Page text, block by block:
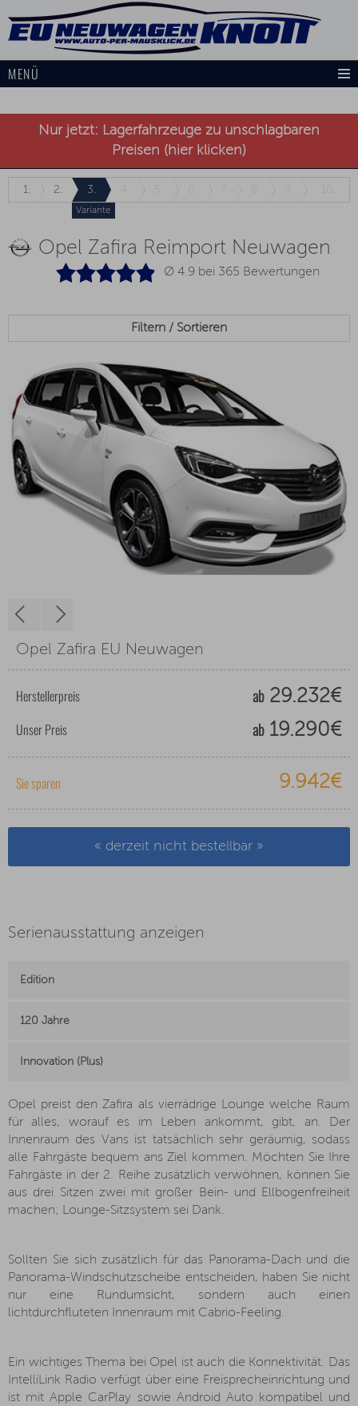
MENÜ
Nur jetzt: Lagerfahrzeuge zu unschlagbaren
Preisen (hier klicken)
1. 2. 3.
Variante
Opel Zafira Reimport Neuwagen
Ø 4.9 bei 365 Bewertungen
Filtern / Sortieren
Opel Zafira EU Neuwagen
Herstellerpreis ab29.232€
Unser Preis ab19.290€
Sie sparen 9.942€
« derzeit nicht bestellbar »
Serienausstattung anzeigen
Edition
120 Jahre
Innovation (Plus)
Opel preist den Zafira als vierrädrige Lounge welche Raum
für alles, worauf es im Leben ankommt, gibt, an. Der
Innenraum des Vans ist tatsächlich sehr geräumig, sodass
alle Fahrgäste bequem ans Ziel kommen. Möchten Sie Ihre
Fahrgäste in der 2. Reihe zusätzlich verwöhnen, können Sie
aus drei Sitzen zwei mit großer Bein- und Ellbogenfreiheit
machen; Lounge-Sitzsystem sei Dank.
Sollten Sie sich zusätzlich für das Panorama-Dach und die
Panorama-Windschutzscheibe entscheiden, haben Sie nicht
nur eine Rundumsicht, sondern auch einen
lichtdurchfluteten Innenraum mit Cabrio-Feeling.
Ein wichtiges Thema bei Opel ist auch die Konnektivität. Das
IntelliLink Radio verfügt über eine Freisprecheinrichtung und
ist mit Apple CarPlay sowie Android Auto kompatibel und